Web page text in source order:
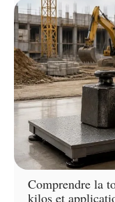
Comprendre la
kilos et